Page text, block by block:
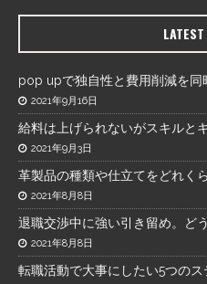
pop upで独自性と費用削減を同
2021年9月16日
給料は上げられないがスキルと
2021年9月3日
革製品の種類や仕立てをどれく
2021年8月8日
退職交渉中に強い引き留め。ど
2021年8月8日
転職活動で大事にしたい5つのス